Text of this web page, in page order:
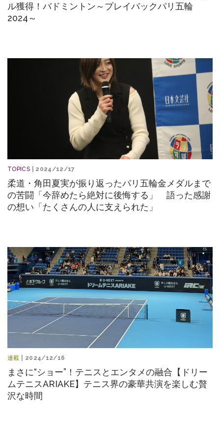
ル獲得！バドミントン～プレイバックパリ五輪
2024～
TOPICS | 2024/12/17
柔道・角田夏実が振り返ったパリ五輪金メダルまで
の苦闘「今辞めたら絶対に後悔する」 語った感謝
の想い「たくさんの人に支えられた」
連載 | 2024/12/16
まさに“ショー”！テニスとエンタメの融合【ドリー
ムテニスARIAKE】テニス界の豪華共演を楽しむ贅
沢な時間